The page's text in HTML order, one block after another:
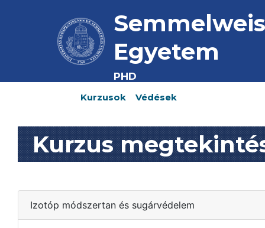
Semmelweis
Egyetem
PHD
Kurzusok Védések
Kurzus
Izotóp módszertan és sugárvédelem